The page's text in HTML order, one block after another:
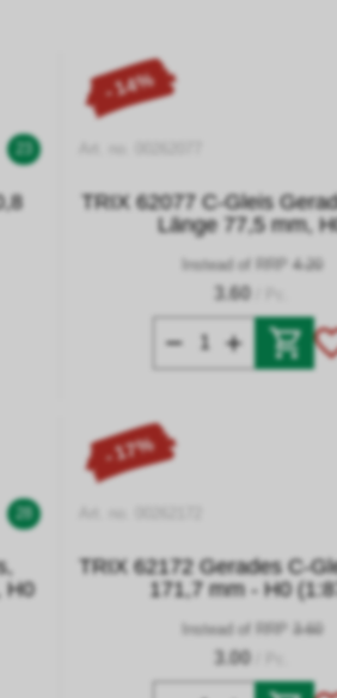
23
- 14%
TRIX 62077 C-Gleis
Länge 77,5 mm,
Instead of RRP 4.20
3.60
28
H0
- 17%
TRIX 62172 Gerades C-
171,7 mm - H0
Instead of RRP 3.60
3.00